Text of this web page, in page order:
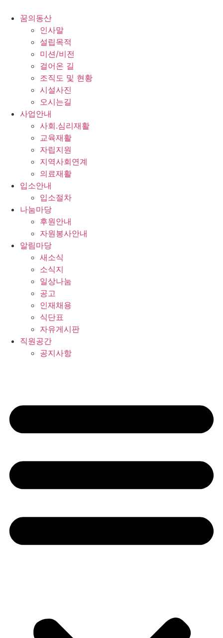
꿈의동산
인사말
설립목적
미션/비전
걸어온 길
조직도 및 현황
시설사진
오시는길
사업안내
사회.심리재활
교육재활
자립지원
지역사회연계
의료재활
입소안내
입소절차
나눔마당
후원안내
자원봉사안내
알림마당
새소식
소식지
일상나눔
공고
인재채용
식단표
자유게시판
직원공간
공지사항